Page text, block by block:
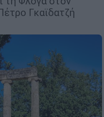
Γκαϊδατζή